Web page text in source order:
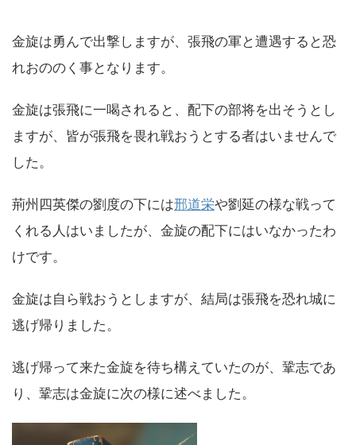
金旋は勇んで出撃しますが、張飛の軍と遭遇すると恐
れおののく事となります。
金旋は張飛に一喝されると、配下の部将を出そうとし
ますが、皆が張飛を畏れ戦おうとする者はいませんで
した。
荊州四英傑の劉度の下には邢道栄や劉延の様な戦って
くれる人はいましたが、金旋の配下にはいなかったわ
けです。
金旋は自ら戦おうとしますが、結局は張飛を恐れ城に
逃げ帰りました。
逃げ帰って来た金旋を待ち構えていたのが、鞏志であ
り、鞏志は金旋に次の様に述べました。